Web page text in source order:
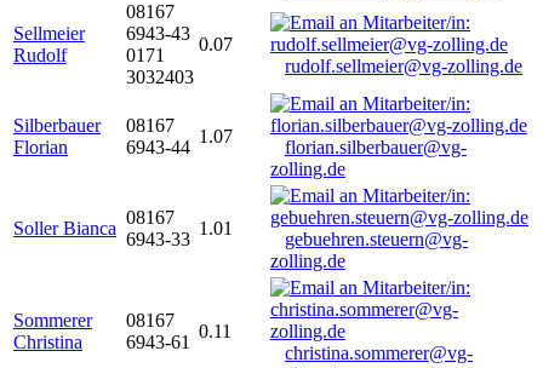
Sellmeier
Rudolf
08167
6943-43
0171
3032403
0.07
rudolf.sellmeier@vg-zolling.de
Silberbauer
Florian
08167
6943-44
1.07
florian.silberbauer@vg-
zolling.de
Soller Bianca
08167
6943-33
1.01
gebuehren.steuern@vg-
zolling.de
Sommerer
Christina
08167
6943-61
0.11
christina.sommerer@vg-